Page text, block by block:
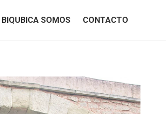
BIQUBICA SOMOS CONTACTO
BIQUBICA SOMOS CONTACTO